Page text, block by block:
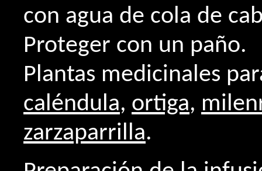
con agua de cola de
Proteger con un paño.
Plantas medicinales
caléndula, ortiga,
zarzaparrilla.